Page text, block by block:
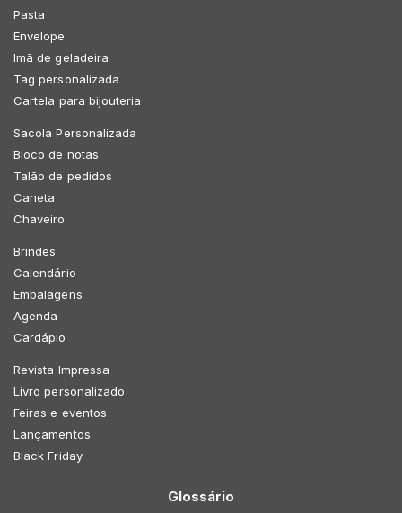
Pasta
Envelope
Imã de geladeira
Tag personalizada
Cartela para bijouteria
Sacola Personalizada
Bloco de notas
Talão de pedidos
Caneta
Chaveiro
Brindes
Calendário
Embalagens
Agenda
Cardápio
Revista Impressa
Livro personalizado
Feiras e eventos
Lançamentos
Black Friday
Glossário